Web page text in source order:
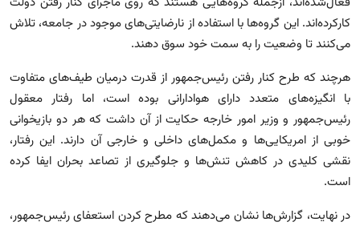
کارکرده‌اند. این گروه‌ها با استفاده از نارضایتی‌های موجود در جامعه، تلاش
می‌کنند تا وضعیت را به سمت خود سوق دهند.
هرچند که طرح کنار رفتن رئیس‌جمهور از قدرت درمیان طیف‌های متفاوت
با انگیزه‌های متعدد دارای هوادارانی بوده است، اما رفتار معقول
رئیس‌جمهور و وزیر امور خارجه حکایت از آن داشت که هر دو بازیخوانی
خوبی از امریکایی‌ها و مکمل‌های داخلی و خارجی آن دارند. این رفتار،
نقشی کلیدی در کاهش تنش‌ها و جلوگیری از تصاعد بحران ایفا کرده
است.
در نهایت، گزارش‌ها نشان می‌دهند که مطرح کردن استعفای رئیس‌جمهور،